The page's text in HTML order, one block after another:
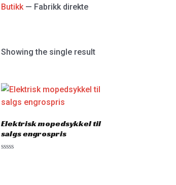
Butikk— Fabrikk direkte
Showing the single result
Elektrisk mopedsykkel til
salgs engrospris